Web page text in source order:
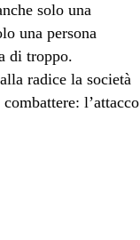
solo una
una persona
di troppo.
radice la società
l’attacco